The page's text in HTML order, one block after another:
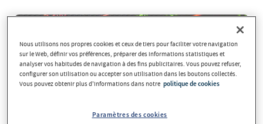
Nous utilisons nos propres cookies et ceux de tiers pour faciliter votre navigation
sur le Web, définir vos préférences, préparer des informations statistiques et
analyser vos habitudes de navigation à des fins publicitaires. Vous pouvez refuser,
configurer son utilisation ou accepter son utilisation dans les boutons collectés.
Vous pouvez obtenir plus d'informations dans notre politique de cookies
Paramètres des cookies